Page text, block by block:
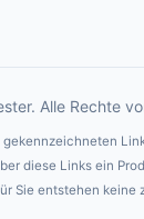
Alle Rechte
diese Links ein
Sie entstehen keine